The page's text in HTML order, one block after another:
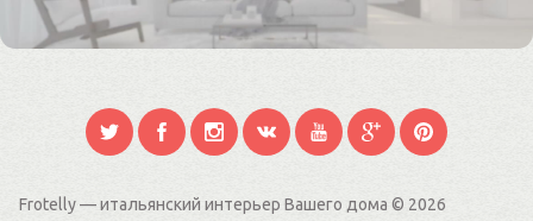
Frotelly — итальянский интерьер Вашего дома © 2026